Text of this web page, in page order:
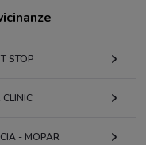
STOP
CLINIC
- MOPAR